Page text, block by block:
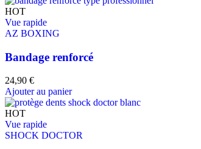
HOT
Vue rapide
AZ BOXING
Bandage renforcé
24,90 €
Ajouter au panier
HOT
Vue rapide
SHOCK DOCTOR